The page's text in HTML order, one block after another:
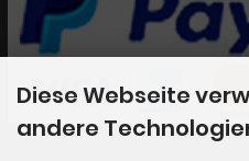
Diese Webseite
andere